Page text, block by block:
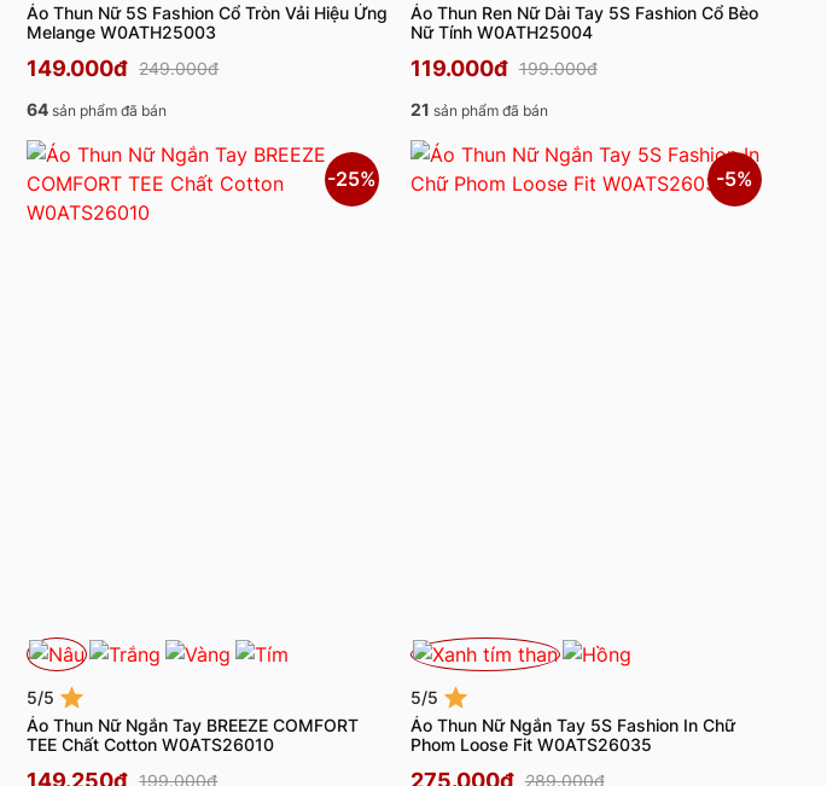
Áo Thun Nữ 5S Fashion Cổ Tròn Vải Hiệu Ứng
Melange W0ATH25003
149.000đ 249.000đ
64 sản phẩm đã bán
Áo Thun Ren Nữ Dài Tay 5S Fashion Cổ Bèo
Nữ Tính W0ATH25004
119.000đ 199.000đ
21 sản phẩm đã bán
-25%
5/5
Áo Thun Nữ Ngắn Tay BREEZE COMFORT
TEE Chất Cotton W0ATS26010
149.250đ 199.000đ
-5%
5/5
Áo Thun Nữ Ngắn Tay 5S Fashion In Chữ
Phom Loose Fit W0ATS26035
275.000đ 289.000đ